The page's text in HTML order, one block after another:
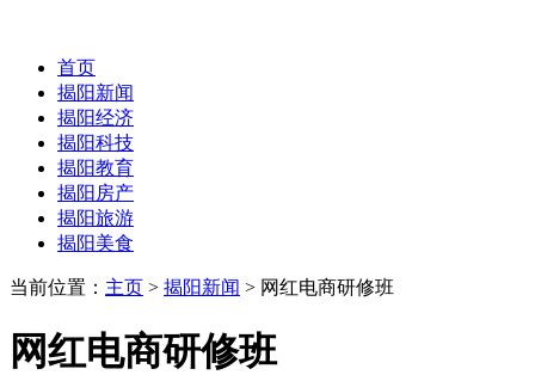
首页
揭阳新闻
揭阳经济
揭阳科技
揭阳教育
揭阳房产
揭阳旅游
揭阳美食
当前位置： 主页 > 揭阳新闻 > 网红电商研修班
网红电商研修班